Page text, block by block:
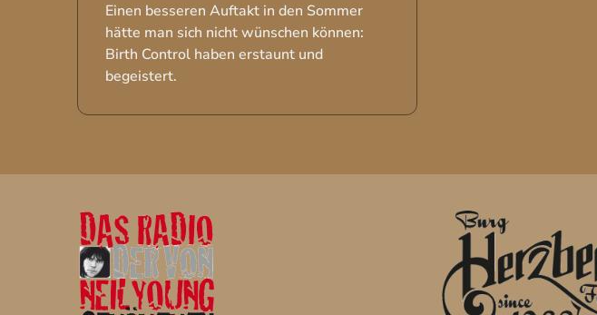
Einen besseren Auftakt in den Sommer
hätte man sich nicht wünschen können:
Birth Control haben erstaunt und
begeistert.